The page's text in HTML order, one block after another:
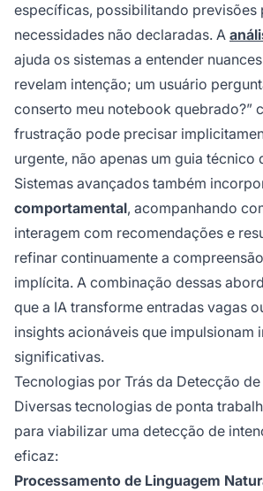
específicas, possibilitando previsões
necessidades não declaradas. A
ajuda os sistemas a entender
revelam intenção; um usuário
conserto meu notebook quebrado?”
frustração pode precisar
urgente, não apenas um guia técnico
Sistemas avançados também
comportamental, acompanhando
interagem com recomendações e
refinar continuamente a
implícita. A combinação dessas
que a IA transforme entradas vagas
insights acionáveis que impulsionam
significativas.
Tecnologias por Trás da Detecção
Diversas tecnologias de ponta
para viabilizar uma detecção de
eficaz:
Processamento de Linguagem